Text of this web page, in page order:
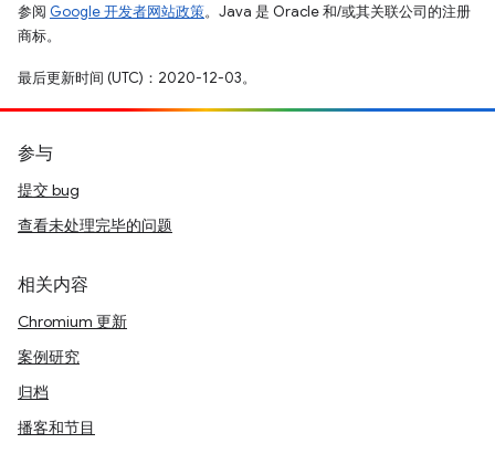
参阅 Google 开发者网站政策。Java 是 Oracle 和/或其关联公司的注册
商标。
最后更新时间 (UTC)：2020-12-03。
参与
提交 bug
查看未处理完毕的问题
相关内容
Chromium 更新
案例研究
归档
播客和节目